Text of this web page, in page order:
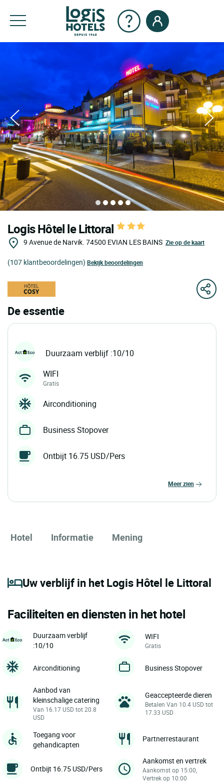
Logis Hôtel le Littoral
9 Avenue de Narvik. 74500 EVIAN LES BAINS Zie op de kaart
(107 klantbeoordelingen) Bekijk beoordelingen
De essentie
Duurzaam verblijf :10/10
WIFI
Gratis
Airconditioning
Business Stopover
Ontbijt 16.75 USD/Pers
meer zien
Hotel Informatie Mening
Uw verblijf in het Logis Hôtel le Littoral
Faciliteiten en diensten in het hotel
Duurzaam verblijf
:10/10
WIFI
Gratis
Airconditioning Business Stopover
Aanbod van
kleinschalige catering
Van 16.17 USD tot 20.8
USD
Geaccepteerde dieren
Betalen Van 10.4 USD tot
17.33 USD
Toegang voor
gehandicapten
Partnerrestaurant
Ontbijt 16.75 USD/Pers
Aankomst en vertrek
Aankomst op 15:00,
Vertrek op 10:00